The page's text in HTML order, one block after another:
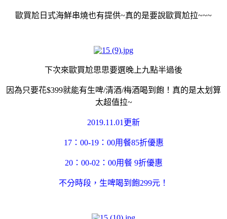
歐買尬日式海鮮串燒也有提供~真的是要說歐買尬拉~~~
下次來歐買尬思思要選晚上九點半過後
因為只要花$399就能有生啤/清酒/梅酒喝到飽！真的是太划算
太超值拉~
2019.11.01更新
17：00-19：00用餐85折優惠
20：00-02：00用餐 9折優惠
不分時段，生啤喝到飽299元！